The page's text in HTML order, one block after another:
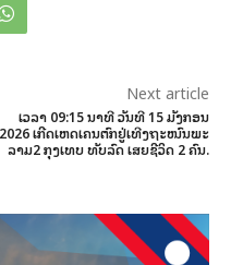
Next article
ເວລາ 09:15 ນາທີ ວັນທີ 15 ມັງກອນ
2026 ເກີດເຫດເຄນຕົກຢູ່ເທີງຖະໜົນພະ
ລາມ2 ກຸງເທບ ທັບລົດ ເສຍຊີວິດ 2 ຄົນ.